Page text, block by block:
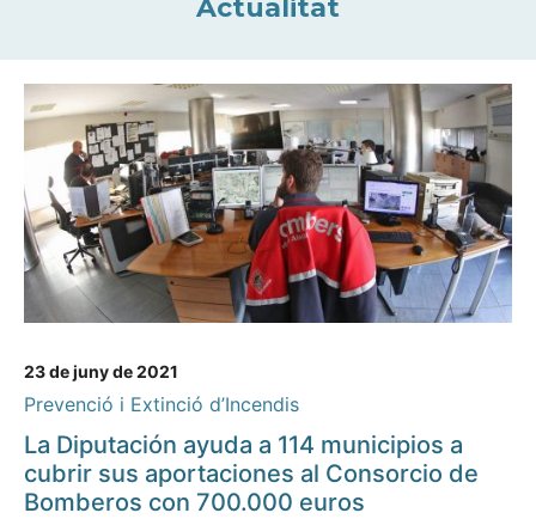
Actualitat
23 de juny de 2021
Prevenció i Extinció d’Incendis
La Diputación ayuda a 114 municipios a
cubrir sus aportaciones al Consorcio de
Bomberos con 700.000 euros